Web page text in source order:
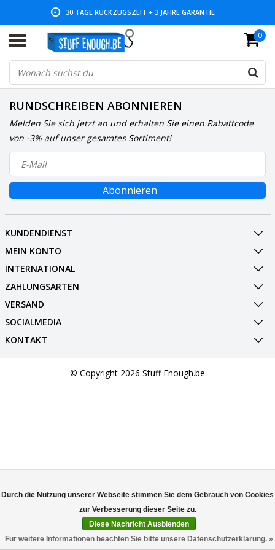
30 TAGE RÜCKZUGSZEIT + 3 JAHRE GARANTIE
NIEDRIGE PREISE UND GROSSE AUSWAHL 0
RUNDSCHREIBEN ABONNIEREN
Melden Sie sich jetzt an und erhalten Sie einen Rabattcode
von -3% auf unser gesamtes Sortiment!
Abonnieren
KUNDENDIENST
MEIN KONTO
INTERNATIONAL
ZAHLUNGSARTEN
VERSAND
SOCIALMEDIA
KONTAKT
© Copyright 2026 Stuff Enough.be
Durch die Nutzung unserer Webseite stimmen Sie dem Gebrauch von Cookies
zur Verbesserung dieser Seite zu.
Diese Nachricht Ausblenden
Für weitere Informationen beachten Sie bitte unsere Datenschutzerklärung. »